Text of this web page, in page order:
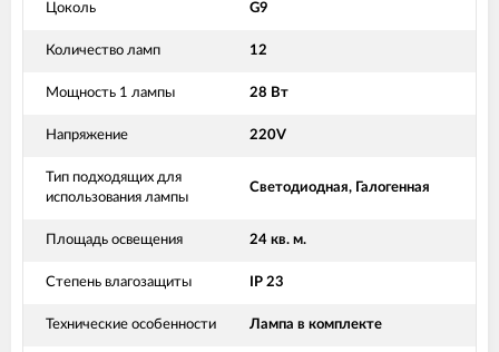
Цоколь G9
Количество ламп 12
Мощность 1 лампы 28 Вт
Напряжение 220V
Тип подходящих для
использования лампы
Светодиодная, Галогенная
Площадь освещения 24 кв. м.
Степень влагозащиты IP 23
Технические особенности Лампа в комплекте